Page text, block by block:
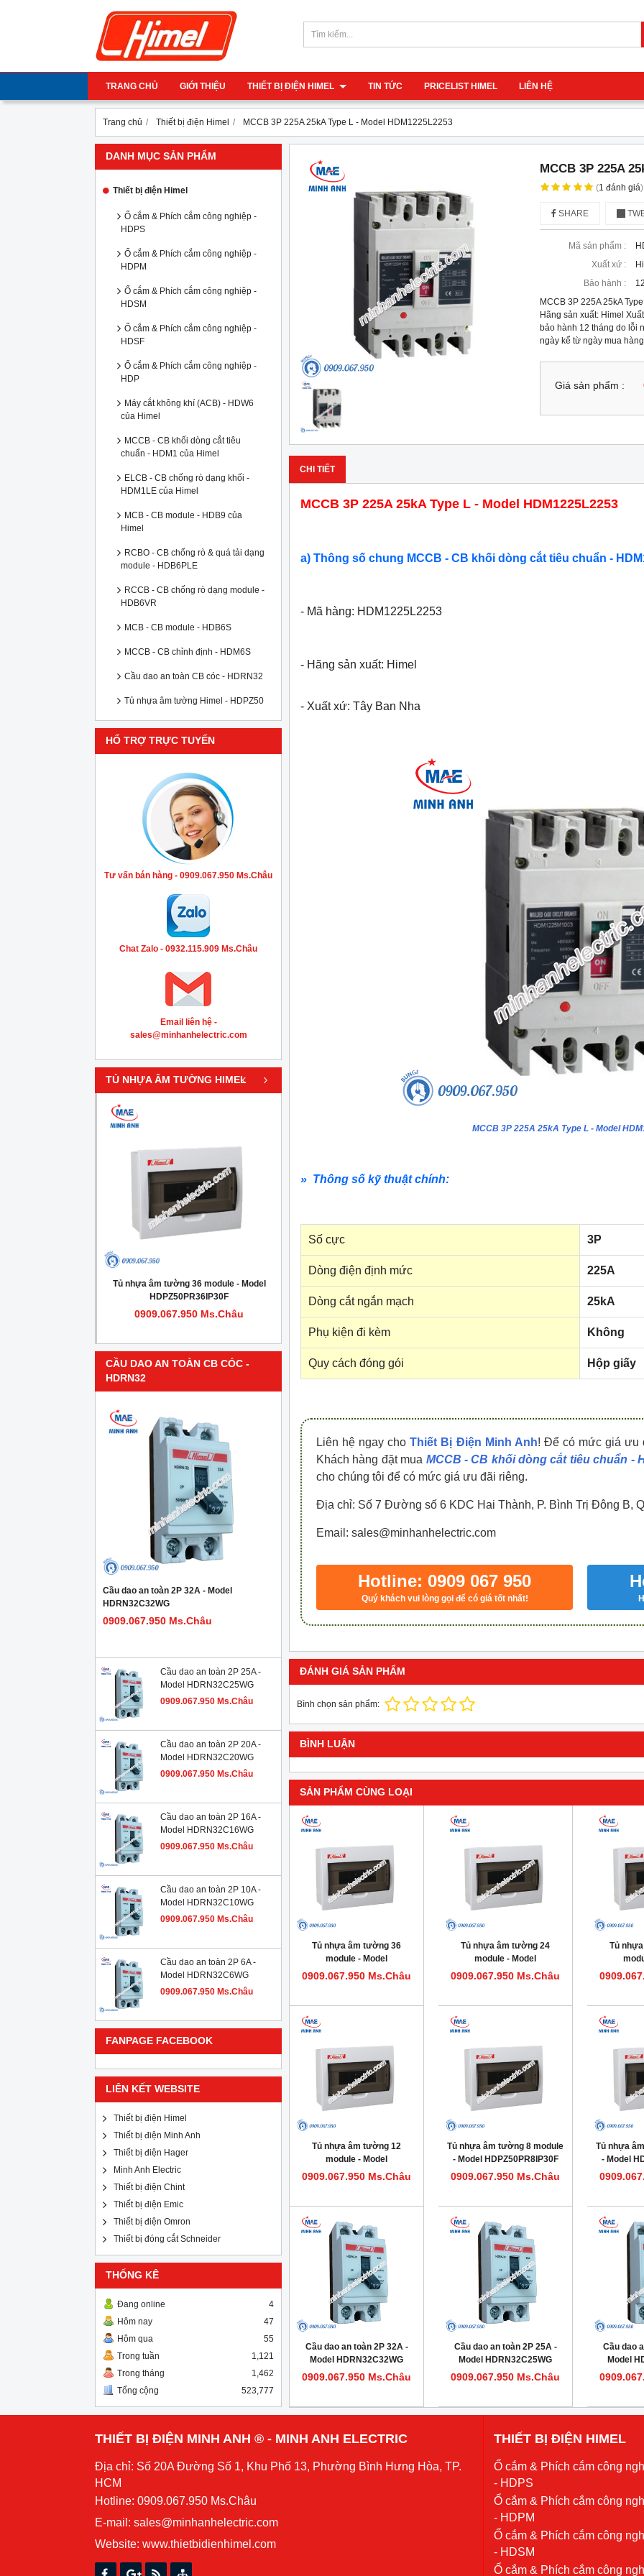
TRANG CHỦ GIỚI THIỆU THIẾT BỊ ĐIỆN HIMEL TIN TỨC PRICELIST HIMEL LIÊN HỆ
Trang chủ Thiết bị điện Himel MCCB 3P 225A 25kA Type L - Model HDM1225L2253
DANH MỤC SẢN PHẨM
Thiết bị điện Himel
Ổ cắm & Phích cắm công nghiệp -
HDPS
Ổ cắm & Phích cắm công nghiệp -
HDPM
Ổ cắm & Phích cắm công nghiệp -
HDSM
Ổ cắm & Phích cắm công nghiệp -
HDSF
Ổ cắm & Phích cắm công nghiệp -
HDP
Máy cắt không khí (ACB) - HDW6
của Himel
MCCB - CB khối dòng cắt tiêu
chuẩn - HDM1 của Himel
ELCB - CB chống rò dạng khối -
HDM1LE của Himel
MCB - CB module - HDB9 của
Himel
RCBO - CB chống rò & quá tải dạng
module - HDB6PLE
RCCB - CB chống rò dạng module -
HDB6VR
MCB - CB module - HDB6S
MCCB - CB chỉnh định - HDM6S
Cầu dao an toàn CB cóc - HDRN32
Tủ nhựa âm tường Himel - HDPZ50
HỔ TRỢ TRỰC TUYẾN
Tư vấn bán hàng - 0909.067.950 Ms.Châu
Chat Zalo - 0932.115.909 Ms.Châu
Email liên hệ -
sales@minhanhelectric.com
TỦ NHỰA ÂM TƯỜNG HIMEL
Tủ nhựa âm tường 36 module - Model
HDPZ50PR36IP30F
0909.067.950 Ms.Châu
Tủ nhựa âm tường 24 module - Model
HDPZ50PR24IP30F
0909.067.950 Ms.Châu
Tủ nhựa âm tường 18 module - Model
HDPZ50PR18IP30F
0909.067.950 Ms.Châu
‹ ›
CẦU DAO AN TOÀN CB CÓC -
HDRN32
Cầu dao an toàn 2P 32A - Model
HDRN32C32WG
0909.067.950 Ms.Châu
Cầu dao an toàn 2P 25A -
Model HDRN32C25WG
0909.067.950 Ms.Châu
Cầu dao an toàn 2P 20A -
Model HDRN32C20WG
0909.067.950 Ms.Châu
Cầu dao an toàn 2P 16A -
Model HDRN32C16WG
0909.067.950 Ms.Châu
Cầu dao an toàn 2P 10A -
Model HDRN32C10WG
0909.067.950 Ms.Châu
Cầu dao an toàn 2P 6A -
Model HDRN32C6WG
0909.067.950 Ms.Châu
FANPAGE FACEBOOK
LIÊN KẾT WEBSITE
Thiết bị điện Himel
Thiết bị điện Minh Anh
Thiết bị điện Hager
Minh Anh Electric
Thiết bị điện Chint
Thiết bị điện Emic
Thiết bị điện Omron
Thiết bị đóng cắt Schneider
THỐNG KÊ
Đang online
4
Hôm nay
47
Hôm qua
55
Trong tuần
1,121
Trong tháng
1,462
Tổng cộng
523,777
MCCB 3P 225A
(1đánh giá)
SHARE
Mã sản phẩm :
Xuất xứ :
Bảo hành :
MCCB 3P 225A 25kA
Hãng sản xuất: Himel
bảo hành 12 tháng do lỗi
ngày kể từ ngày mua
Giá sản phẩm :
CHI TIẾT
MCCB 3P 225A 25kA Type L - Model HDM1225L2253
a) Thông số chung MCCB - CB khối dòng cắt tiêu chuẩn -
- Mã hàng: HDM1225L2253
- Hãng sản xuất: Himel
- Xuất xứ: Tây Ban Nha
MCCB 3P 225A 25kA Type L - Model
» Thông số kỹ thuật chính:
Số cực 3P
Dòng điện định mức 225A
Dòng cắt ngắn mạch 25kA
Phụ kiện đi kèm Không
Quy cách đóng gói Hộp giấy
Liên hệ ngay choThiết Bị Điện Minh Anh! Để có mức giá ưu
Khách hàng đặt mua MCCB - CB khối dòng cắt tiêu chuẩn -
cho chúng tôi để có mức giá ưu đãi riêng.
Địa chỉ: Số 7 Đường số 6 KDC Hai Thành, P. Bình Trị Đông B,
Email: sales@minhanhelectric.com
Hotline: 0909 067 950
Quý khách vui lòng gọi để có giá tốt nhất!
ĐÁNH GIÁ SẢN PHẨM
Bình chọn sản phẩm:
BÌNH LUẬN
SẢN PHẨM CÙNG LOẠI
Tủ nhựa âm tường 36
module - Model
HDPZ50PR36IP30F
0909.067.950 Ms.Châu
Tủ nhựa âm tường 24
module - Model
HDPZ50PR24IP30F
0909.067.950 Ms.Châu
Tủ
Tủ nhựa âm tường 12
module - Model
HDPZ50PR12IP30F
0909.067.950 Ms.Châu
Tủ nhựa âm tường 8 module
- Model HDPZ50PR8IP30F
0909.067.950 Ms.Châu
Tủ nhựa
- Model
Cầu dao an toàn 2P 32A -
Model HDRN32C32WG
0909.067.950 Ms.Châu
Cầu dao an toàn 2P 25A -
Model HDRN32C25WG
0909.067.950 Ms.Châu
Cầu dao
Model
THIẾT BỊ ĐIỆN MINH ANH ® - MINH ANH ELECTRIC
Địa chỉ: Số 20A Đường Số 1, Khu Phố 13, Phường Bình Hưng Hòa, TP.
HCM
Hotline: 0909.067.950 Ms.Châu
E-mail: sales@minhanhelectric.com
Website: www.thietbidienhimel.com
THIẾT BỊ ĐIỆN HIMEL
Ổ cắm & Phích cắm công
- HDPS
Ổ cắm & Phích cắm công
- HDPM
Ổ cắm & Phích cắm công
- HDSM
Ổ cắm & Phích cắm công